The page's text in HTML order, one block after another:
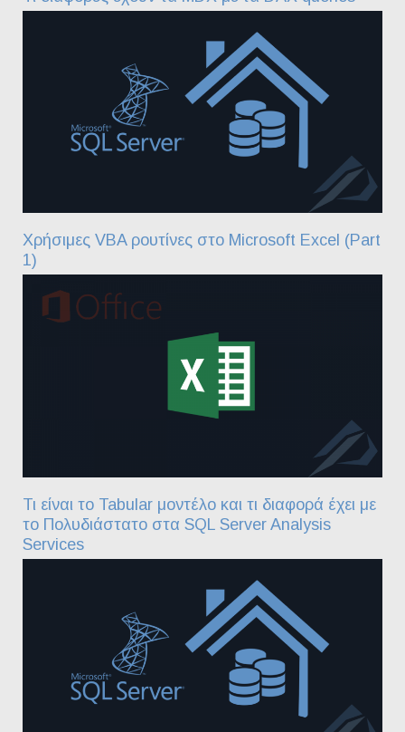
Χρήσιμες VBA ρουτίνες στο Microsoft Excel (Part
1)
Τι είναι το Tabular μοντέλο και τι διαφορά έχει με
το Πολυδιάστατο στα SQL Server Analysis
Services